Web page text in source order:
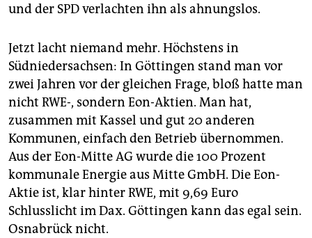
und der SPD verlachten ihn als ahnungslos.
Jetzt lacht niemand mehr. Höchstens in
Südniedersachsen: In Göttingen stand man vor
zwei Jahren vor der gleichen Frage, bloß hatte man
nicht RWE-, sondern Eon-Aktien. Man hat,
zusammen mit Kassel und gut 20 anderen
Kommunen, einfach den Betrieb übernommen.
Aus der Eon-Mitte AG wurde die 100 Prozent
kommunale Energie aus Mitte GmbH. Die Eon-
Aktie ist, klar hinter RWE, mit 9,69 Euro
Schlusslicht im Dax. Göttingen kann das egal sein.
Osnabrück nicht.